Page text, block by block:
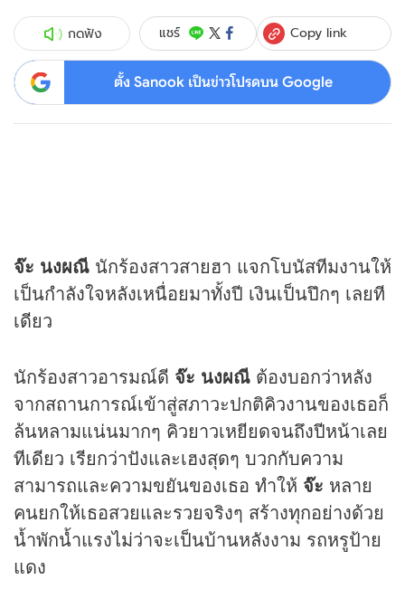
กดฟัง แชร์ Copy link
ตั้ง Sanook เป็นข่าวโปรดบน Google
จ๊ะ นงผณี นักร้องสาวสายฮา แจกโบนัสทีมงานให้
เป็นกำลังใจหลังเหนื่อยมาทั้งปี เงินเป็นปึกๆ เลยที
เดียว
นักร้องสาวอารมณ์ดี จ๊ะ นงผณี ต้องบอกว่าหลัง
จากสถานการณ์เข้าสู่สภาวะปกติคิวงานของเธอก็
ล้นหลามแน่นมากๆ คิวยาวเหยียดจนถึงปีหน้าเลย
ทีเดียว เรียกว่าปังและเฮงสุดๆ บวกกับความ
สามารถและความขยันของเธอ ทำให้ จ๊ะ หลาย
คนยกให้เธอสวยและรวยจริงๆ สร้างทุกอย่างด้วย
น้ำพักน้ำแรงไม่ว่าจะเป็นบ้านหลังงาม รถหรูป้าย
แดง